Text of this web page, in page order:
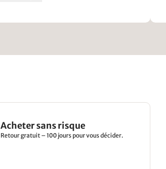
Acheter sans risque
Retour gratuit – 100 jours pour vous décider.